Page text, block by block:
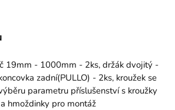
19mm - 1000mm - 2ks, držák dvojitý -
zadní(PULLO) - 2ks, kroužek se
parametru příslušenství s kroužky
hmoždinky pro montáž